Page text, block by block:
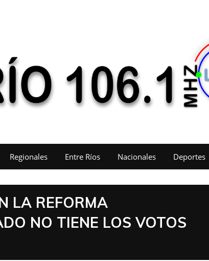
Regionales Entre Ríos Nacionales Deportes
LA REFORMA
NO TIENE LOS VOTOS